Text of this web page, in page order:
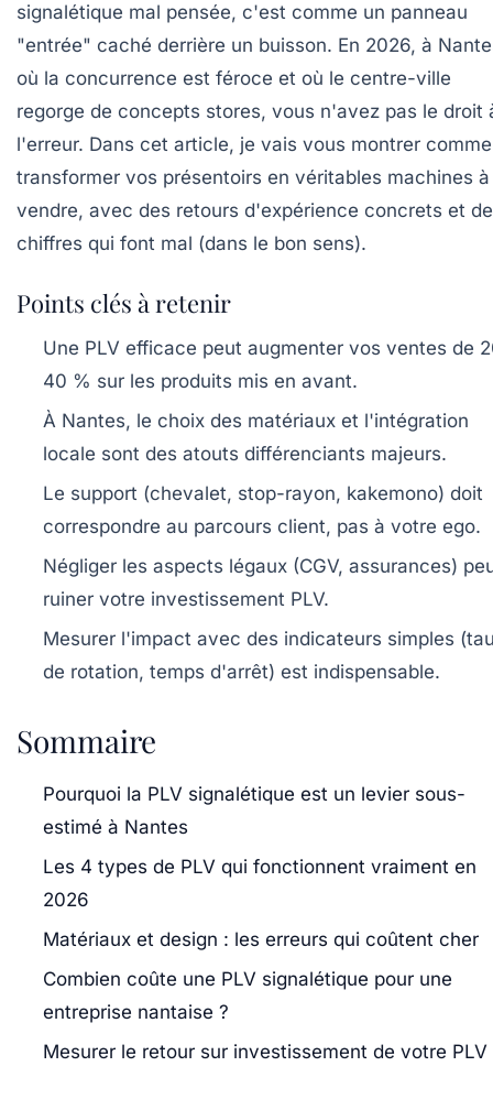
signalétique mal pensée, c'est comme un panneau
"entrée" caché derrière un buisson. En 2026, à
où la concurrence est féroce et où le centre-ville
regorge de concepts stores, vous n'avez pas le droit
l'erreur. Dans cet article, je vais vous montrer
transformer vos présentoirs en véritables machines à
vendre, avec des retours d'expérience concrets et
chiffres qui font mal (dans le bon sens).
Points clés à retenir
Une PLV efficace peut augmenter vos ventes de
40 % sur les produits mis en avant.
À Nantes, le choix des matériaux et l'intégration
locale sont des atouts différenciants majeurs.
Le support (chevalet, stop-rayon, kakemono) doit
correspondre au parcours client, pas à votre ego.
Négliger les aspects légaux (CGV, assurances)
ruiner votre investissement PLV.
Mesurer l'impact avec des indicateurs simples
de rotation, temps d'arrêt) est indispensable.
Sommaire
Pourquoi la PLV signalétique est un levier sous-
estimé à Nantes
Les 4 types de PLV qui fonctionnent vraiment en
2026
Matériaux et design : les erreurs qui coûtent cher
Combien coûte une PLV signalétique pour une
entreprise nantaise ?
Mesurer le retour sur investissement de votre PLV